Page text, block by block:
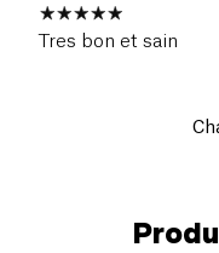
Tres bon et sain